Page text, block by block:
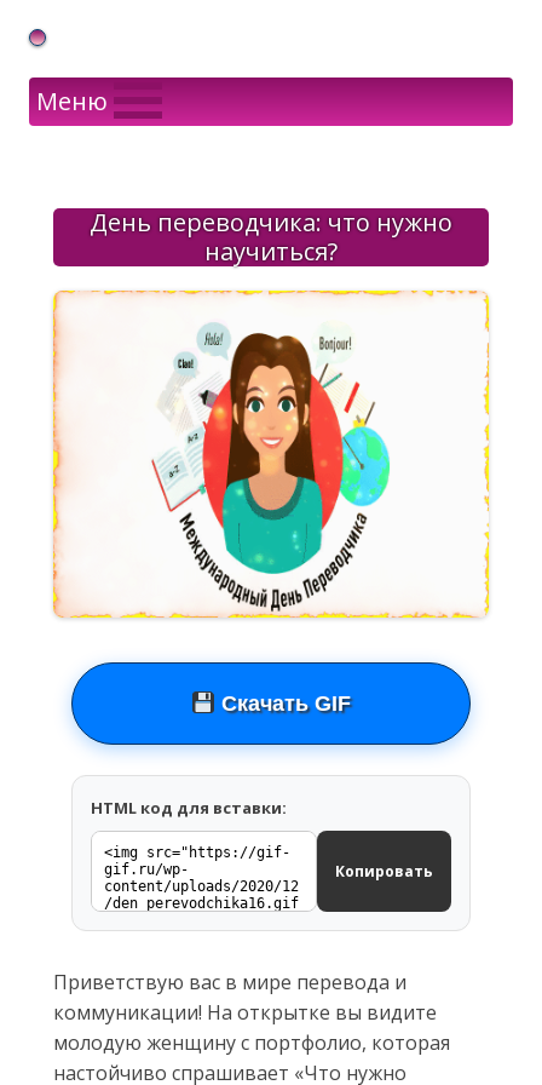
Gif Открытки в подарок
Меню
День переводчика: что нужно
научиться?
Скачать GIF
HTML код для вставки:
Копировать
Приветствую вас в мире перевода и
коммуникации! На открытке вы видите
молодую женщину с портфолио, которая
настойчиво спрашивает «Что нужно